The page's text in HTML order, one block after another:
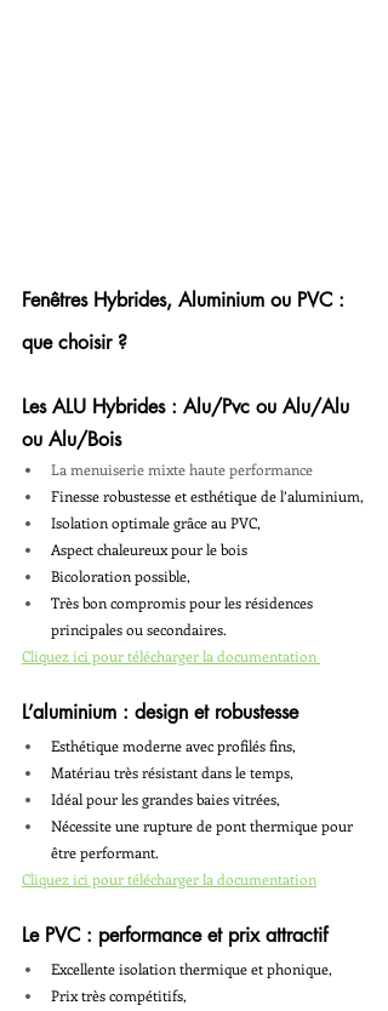
Fenêtres Hybrides, Aluminium ou PVC :
que choisir ?
Les ALU Hybrides : Alu/Pvc ou Alu/Alu
ou Alu/Bois
La menuiserie mixte haute performance
Finesse robustesse et esthétique de l’aluminium,
Isolation optimale grâce au PVC,
Aspect chaleureux pour le bois
Bicoloration possible,
Très bon compromis pour les résidences
principales ou secondaires.
Cliquez ici pour télécharger la documentation
L’aluminium : design et robustesse
Esthétique moderne avec profilés fins,
Matériau très résistant dans le temps,
Idéal pour les grandes baies vitrées,
Nécessite une rupture de pont thermique pour
être performant.
Cliquez ici pour télécharger la documentation
Le PVC : performance et prix attractif
Excellente isolation thermique et phonique,
Prix très compétitifs,